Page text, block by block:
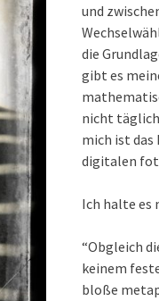
und
die
gibt es
nicht
mich ist das
digitalen
Ich halte es
“Obgleich
keinem
bloße